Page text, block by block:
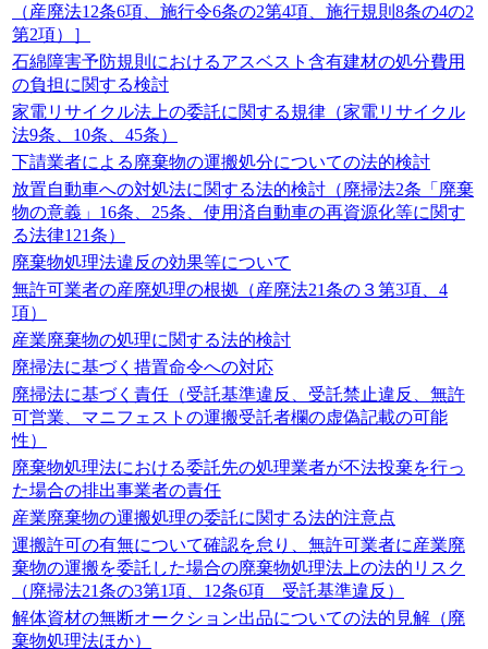
（産廃法12条6項、施行令6条の2第4項、施行規則8条の4の2
第2項）］
石綿障害予防規則におけるアスベスト含有建材の処分費用
の負担に関する検討
家電リサイクル法上の委託に関する規律（家電リサイクル
法9条、10条、45条）
下請業者による廃棄物の運搬処分についての法的検討
放置自動車への対処法に関する法的検討（廃掃法2条「廃棄
物の意義」16条、25条、使用済自動車の再資源化等に関す
る法律121条）
廃棄物処理法違反の効果等について
無許可業者の産廃処理の根拠（産廃法21条の３第3項、4
項）
産業廃棄物の処理に関する法的検討
廃掃法に基づく措置命令への対応
廃掃法に基づく責任（受託基準違反、受託禁止違反、無許
可営業、マニフェストの運搬受託者欄の虚偽記載の可能
性）
廃棄物処理法における委託先の処理業者が不法投棄を行っ
た場合の排出事業者の責任
産業廃棄物の運搬処理の委託に関する法的注意点
運搬許可の有無について確認を怠り、無許可業者に産業廃
棄物の運搬を委託した場合の廃棄物処理法上の法的リスク
（廃掃法21条の3第1項、12条6項 受託基準違反）
解体資材の無断オークション出品についての法的見解（廃
棄物処理法ほか）